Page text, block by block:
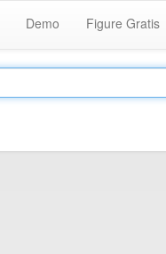
Demo Figure Gratis